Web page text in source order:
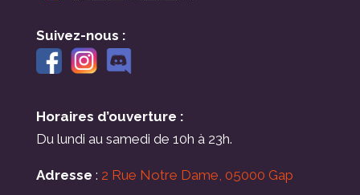
Suivez-nous :
Horaires d’ouverture :
Du lundi au samedi de 10h à 23h.
Adresse : 2 Rue Notre Dame, 05000 Gap